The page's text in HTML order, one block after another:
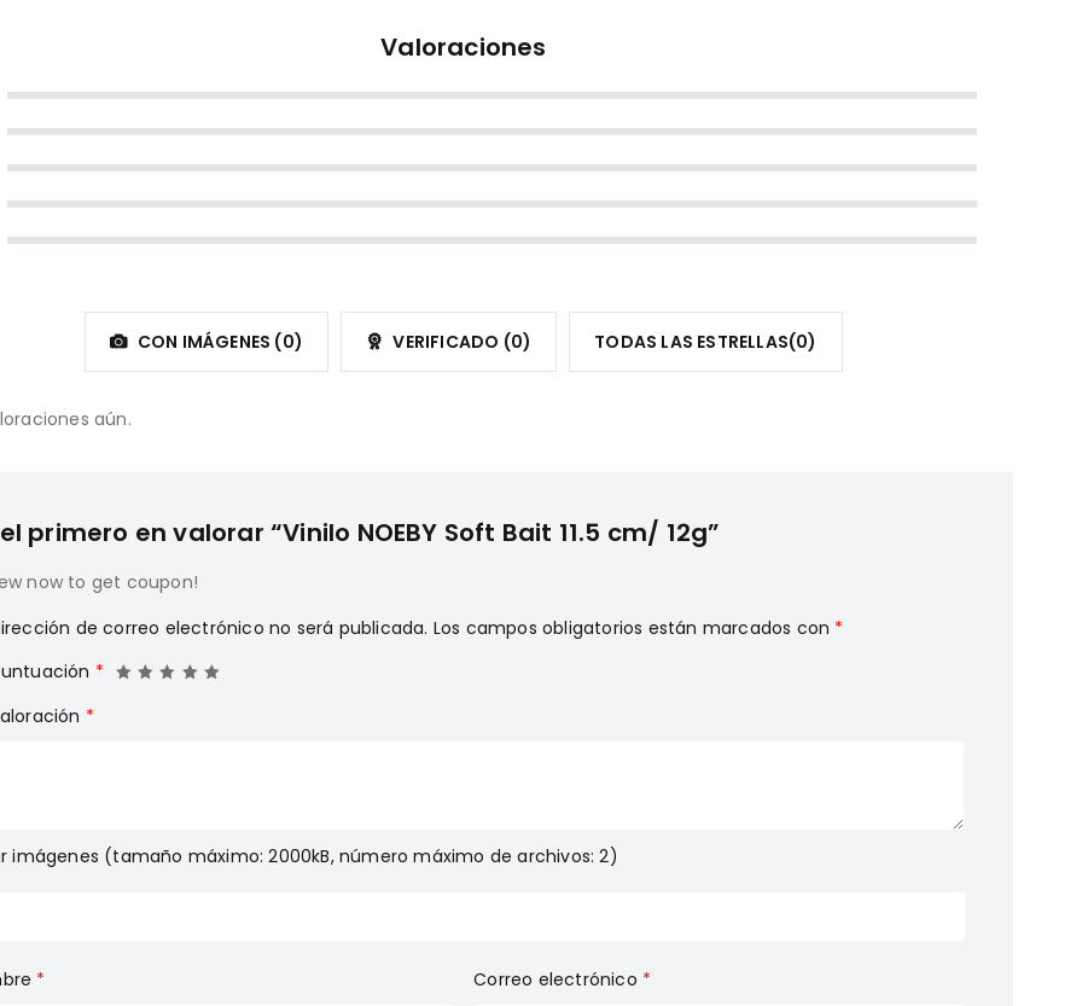
Valoraciones
CON IMÁGENES (0) VERIFICADO (0) TODAS LAS ESTRELLAS(0)
aún.
primero en valorar “Vinilo NOEBY Soft Bait 11.5 cm/ 12g”
now to get coupon!
de correo electrónico no será publicada. Los campos obligatorios están marcados con *
*
*
imágenes (tamaño máximo: 2000kB, número máximo de archivos: 2)
* Correo electrónico *